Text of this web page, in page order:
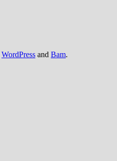
WordPress and Bam.